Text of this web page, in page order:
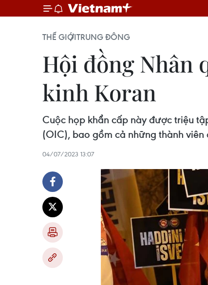
THẾ GIỚITRUNG ĐÔNG
Hội đồng Nhân
kinh Koran
Cuộc họp khẩn cấp này được triệu
(OIC), bao gồm cả những thành
04/07/2023 13:07